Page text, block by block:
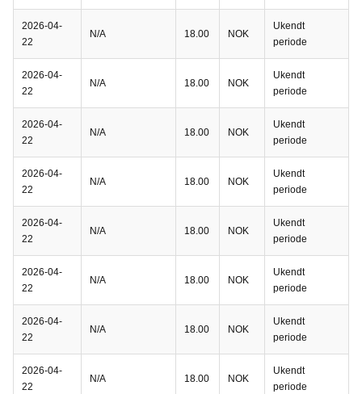
2026-04-
22
N/A 18.00 NOK
Ukendt
periode
2026-04-
22
N/A 18.00 NOK
Ukendt
periode
2026-04-
22
N/A 18.00 NOK
Ukendt
periode
2026-04-
22
N/A 18.00 NOK
Ukendt
periode
2026-04-
22
N/A 18.00 NOK
Ukendt
periode
2026-04-
22
N/A 18.00 NOK
Ukendt
periode
2026-04-
22
N/A 18.00 NOK
Ukendt
periode
2026-04-
22
N/A 18.00 NOK
Ukendt
periode